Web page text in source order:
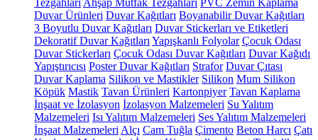
Tezgahları Ahşap Mutfak Tezgahları PVC Zemin Kaplama
Duvar Ürünleri Duvar Kağıtları Boyanabilir Duvar Kağıtları
3 Boyutlu Duvar Kağıtları Duvar Stickerları ve Etiketleri
Dekoratif Duvar Kağıtları Yapışkanlı Folyolar Çocuk Odası
Duvar Stickerları Çocuk Odası Duvar Kağıtları Duvar Kağıdı
Yapıştırıcısı Poster Duvar Kağıtları Strafor Duvar Çıtası
Duvar Kaplama Silikon ve Mastikler Silikon Mum Silikon
Köpük Mastik Tavan Ürünleri Kartonpiyer Tavan Kaplama
İnşaat ve İzolasyon İzolasyon Malzemeleri Su Yalıtım
Malzemeleri Isı Yalıtım Malzemeleri Ses Yalıtım Malzemeleri
İnşaat Malzemeleri Alçı Cam Tuğla Çimento Beton Harcı Çatı